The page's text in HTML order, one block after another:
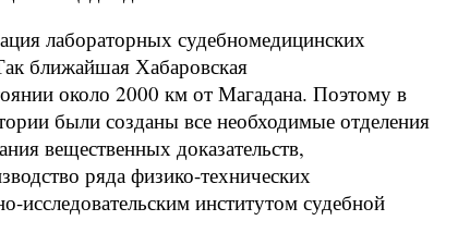
лабораторных судебномедицинских
ближайшая Хабаровская
около 2000 км от Магадана. Поэтому в
были созданы все необходимые отделения
вещественных доказательств,
ряда физико-технических
институтом судебной